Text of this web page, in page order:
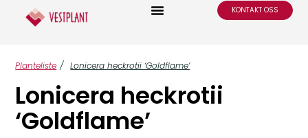
KONTAKT OSS
Planteliste / Lonicera heckrotii ‘Goldflame’
Lonicera heckrotii
‘Goldflame’